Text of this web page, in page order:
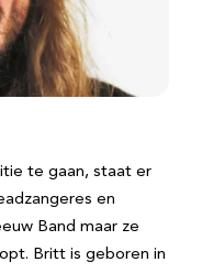
te gaan, staat er
en
Band maar ze
Britt is geboren in